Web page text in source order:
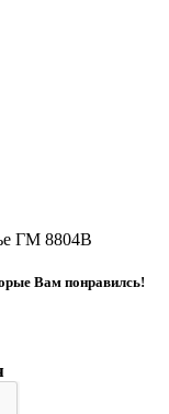
ГМ 8804B
Вам понравилсь!